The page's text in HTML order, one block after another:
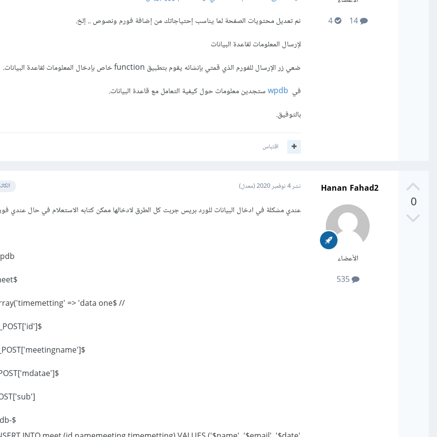
14
4
ثم تعديل محتويات الصفحة لما يناسب إحتياجاتك من إضافة فورم ونصوص .. إلخ.
لإرسال المعلومات لقاعدة البيانات
ضعي زر الإرسال للفورم الذي قمتي بإنشائه يقوم بتطبيق function خاص بإدخال المعلومات لقاعدة البيانات.
في
ستجدين معلومات حول كيفية التعامل مع قاعدة البيانات.
بالتوفيق.
اقتباس
0
Hanan Fahad2
الأعضاء
535
نشر4 نوفمبر 2020 (معدل)
عندي مشكلة في ادخال البيانات للورد بريس جربت كل الطرق لادخالها ممكن كتابه الاستعلام في حال عندي
$table ='meet';
// $data = array('timemetting' => 'data one',
$name = $_POST['id'];
$email = $_POST['meetingname'];
$date = $_POST['mdatae'];